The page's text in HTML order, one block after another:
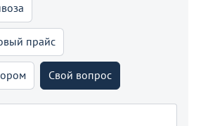
прайс
Свой вопрос